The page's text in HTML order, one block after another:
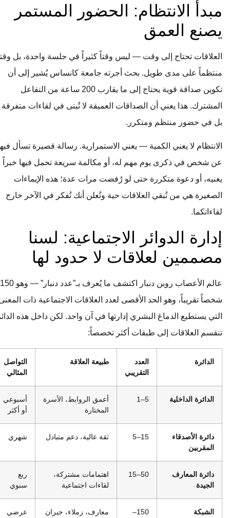
مبدأ الانتظام: الحضور المستمر
يصنع العمق
العلاقات تحتاج إلى وقت — ليس وقتاً كثيراً في جلسة واحدة، بل وقتاً
منتظماً على مدى طويل. بحث أجرته جامعة كانساس يُشير إلى أن
تكوين صداقة قوية يحتاج إلى ما يقارب 200 ساعة من التفاعل
المشترك. هذا يعني أن الصداقات العميقة لا تُبنى في لقاءات متفرقة
بل في حضور منتظم ومتكرر.
الانتظام لا يعني الكمية — يعني الاستمرارية. رسالة قصيرة تسأل فيها
عن شخص في ذكرى يوم مهم له، أو مكالمة سريعة تحمل فيها خبراً
يعنيه، أو دعوة متكررة حتى لو رُفضت مرات عدة؛ هذه الإيماءات
الصغيرة هي من تُبقي العلاقات حية وتُعلن أنك تُفكر في الآخر خارج
لقاءاتكما.
إدارة الدوائر الاجتماعية: لسنا
مصممين لعلاقات لا حدود لها
عالم الأعصاب روبن دنبار اكتشف ما يُعرف بـ”عدد دنبار” — وهو 150
شخصاً تقريباً، وهو الحد الأقصى لعدد العلاقات الاجتماعية ذات المعنى
التي يستطيع الدماغ البشري إدارتها في آن واحد. لكن داخل هذه الدائرة
تنقسم العلاقات إلى طبقات أكثر تخصصاً:
الدائرة
العدد
التقريبي
طبيعة العلاقة
التواصل
المثالي
الدائرة الداخلية
أعمق الروابط، الأسرة
المختارة
أسبوعي
أو أكثر
دائرة الأصدقاء
المقربين
15–5 ثقة عالية، دعم متبادل شهري
دائرة المعارف
الجيدة
50–15
اهتمامات مشتركة،
لقاءات اجتماعية
ربع
سنوي
الشبكة
150–
معارف، زملاء، جيران عرضي